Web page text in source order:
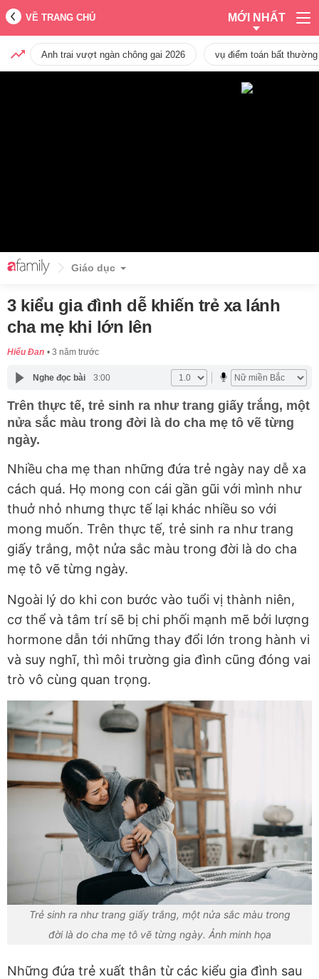
VỀ TRANG CHỦ MỚI NHẤT
Anh trai vượt ngàn chông gai 2026 vụ điểm toán bất
Giáo dục
3 kiểu gia đình dễ khiến trẻ xa lánh
cha mẹ khi lớn lên
Hiểu Đan 3 năm trước
Nghe đọc bài 3:00
Trên thực tế, trẻ sinh ra như trang giấy trắng, một
nửa sắc màu trong đời là do cha mẹ tô vẽ từng
ngày.
Nhiều cha mẹ than những đứa trẻ ngày nay dễ xa
cách quá. Họ mong con cái gần gũi với mình như
thuở nhỏ nhưng thực tế lại khác nhiều so với
mong muốn. Trên thực tế, trẻ sinh ra như trang
giấy trắng, một nửa sắc màu trong đời là do cha
mẹ tô vẽ từng ngày.
Ngoài lý do khi con bước vào tuổi vị thành niên,
cơ thể và tâm trí sẽ bị chi phối mạnh mẽ bởi lượng
hormone dẫn tới những thay đổi lớn trong hành vi
và suy nghĩ, thì môi trường gia đình cũng đóng vai
trò vô cùng quan trọng.
Trẻ sinh ra như trang giấy trắng, một nửa sắc màu trong
đời là do cha mẹ tô vẽ từng ngày. Ảnh minh họa
Những đứa trẻ xuất thân từ các kiểu gia đình sau